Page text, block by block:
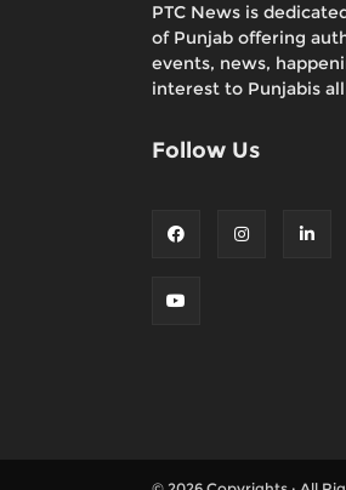
PTC News is
of Punjab offering
events, news,
interest to Punjabis
Follow Us